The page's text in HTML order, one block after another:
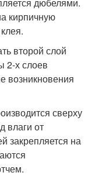
кирпичную
второй слой
2-х слоев
возникновения
сверху
влаги от
закрепляется на